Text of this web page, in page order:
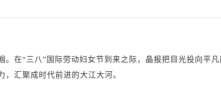
。在“三八”国际劳动妇女节到来之际，晶报把目光投向平
，汇聚成时代前进的大江大河。